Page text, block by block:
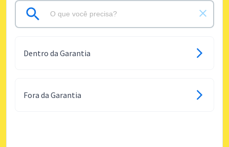
Dentro da Garantia
Fora da Garantia